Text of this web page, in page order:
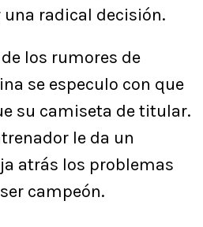
una radical decisión.
los rumores de
se especulo con que
su camiseta de titular.
le da un
atrás los problemas
campeón.